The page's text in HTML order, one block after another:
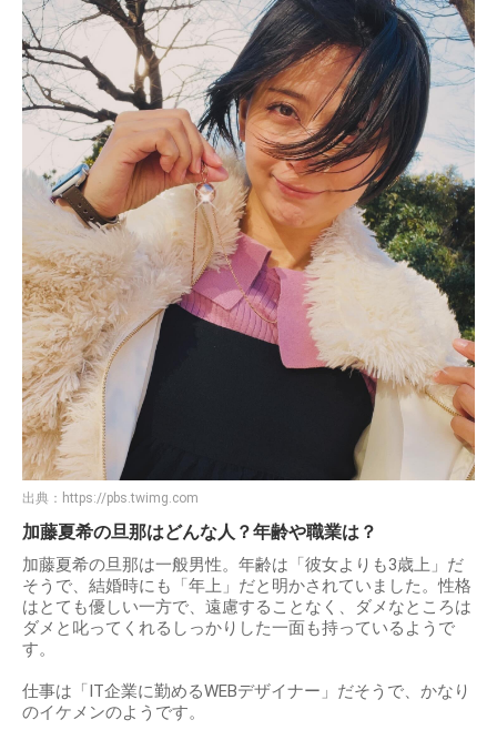
出典： https://pbs.twimg.com
加藤夏希の旦那はどんな人？年齢や職業は？
加藤夏希の旦那は一般男性。年齢は「彼女よりも3歳上」だ
そうで、結婚時にも「年上」だと明かされていました。性格
はとても優しい一方で、遠慮することなく、ダメなところは
ダメと叱ってくれるしっかりした一面も持っているようで
す。
仕事は「IT企業に勤めるWEBデザイナー」だそうで、かなり
のイケメンのようです。